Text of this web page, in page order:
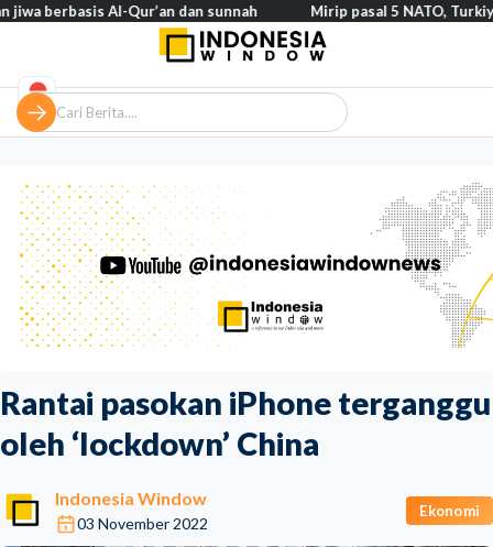
Rantai pasokan iPhone terganggu
oleh ‘lockdown’ China
Indonesia Window
03 November 2022
Ekonomi
Al-Qur’an dan sunnah Mirip pasal 5 NATO, Turkiye